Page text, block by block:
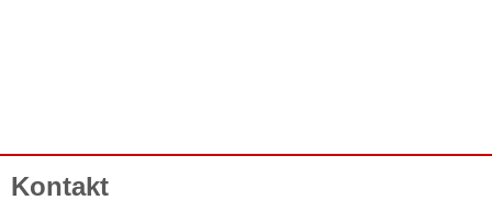
Kontakt